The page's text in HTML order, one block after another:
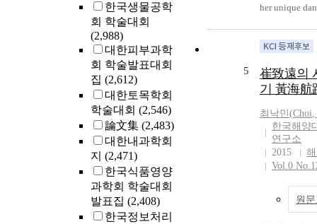
한국생물공학
회 학술대회
(2,988)
대한피부과학
회 학술발표대회
집 (2,612)
대한토목학회
학술대회 (2,546)
論文集 (2,483)
대한내과학회
지 (2,471)
한국식품영양
과학회 학술대회
발표집 (2,408)
한국정보처리
specific
Peninsula. As
her unique
traditional
the pain of
lost their
nationalistic
of her
styles. She
Baku who
teacher. With
Korean
5
崔致遠의
기 黃海航
최낙민(Choi,
한국해양
연구소
2015
Vol.0
원